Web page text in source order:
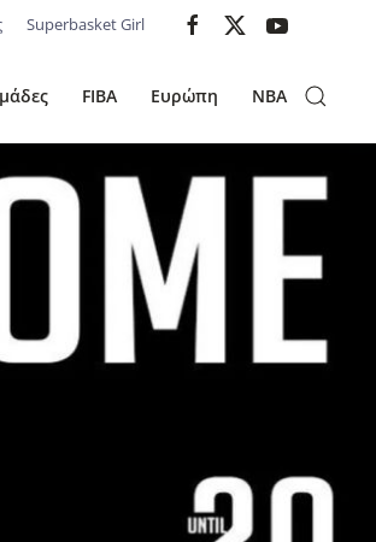
Superbasket Girl
FIBA Ευρώπη NBA